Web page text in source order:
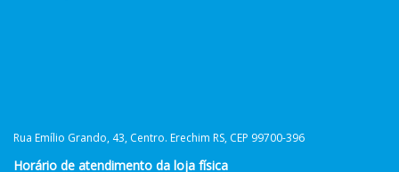
Rua Emílio Grando, 43, Centro. Erechim RS, CEP 99700-396
Horário de atendimento da loja física